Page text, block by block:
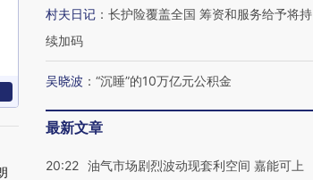
村夫日记 ： 长护险覆盖全国 筹资和服务给予将持
续加码
吴晓波 ： “沉睡”的10万亿元公积金
最新文章
20:22 油气市场剧烈波动现套利空间 嘉能可上